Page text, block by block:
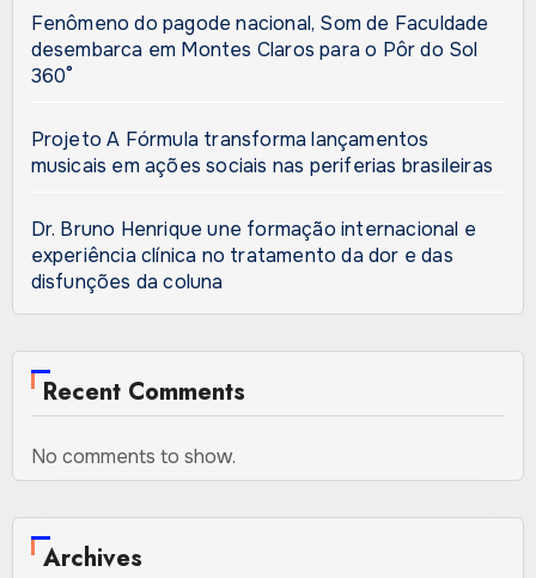
Fenômeno do pagode nacional, Som de Faculdade
desembarca em Montes Claros para o Pôr do Sol
360°
Projeto A Fórmula transforma lançamentos
musicais em ações sociais nas periferias brasileiras
Dr. Bruno Henrique une formação internacional e
experiência clínica no tratamento da dor e das
disfunções da coluna
Recent Comments
No comments to show.
Archives